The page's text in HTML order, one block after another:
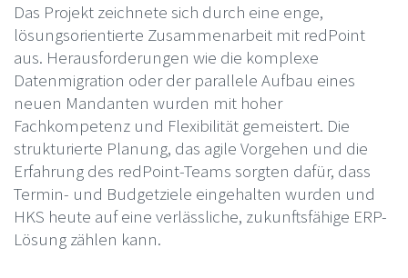
Das Projekt zeichnete sich durch eine enge,
lösungsorientierte Zusammenarbeit mit redPoint
aus. Herausforderungen wie die komplexe
Datenmigration oder der parallele Aufbau eines
neuen Mandanten wurden mit hoher
Fachkompetenz und Flexibilität gemeistert. Die
strukturierte Planung, das agile Vorgehen und die
Erfahrung des redPoint-Teams sorgten dafür, dass
Termin- und Budgetziele eingehalten wurden und
HKS heute auf eine verlässliche, zukunftsfähige ERP-
Lösung zählen kann.